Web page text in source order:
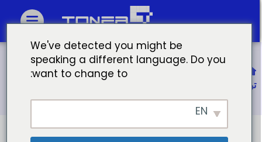
تونر ماستر يسير على خطى منتدى التعاون الصيني الأفريقي
We've detected you might be
speaking a different language. Do you
want to change to:
EN